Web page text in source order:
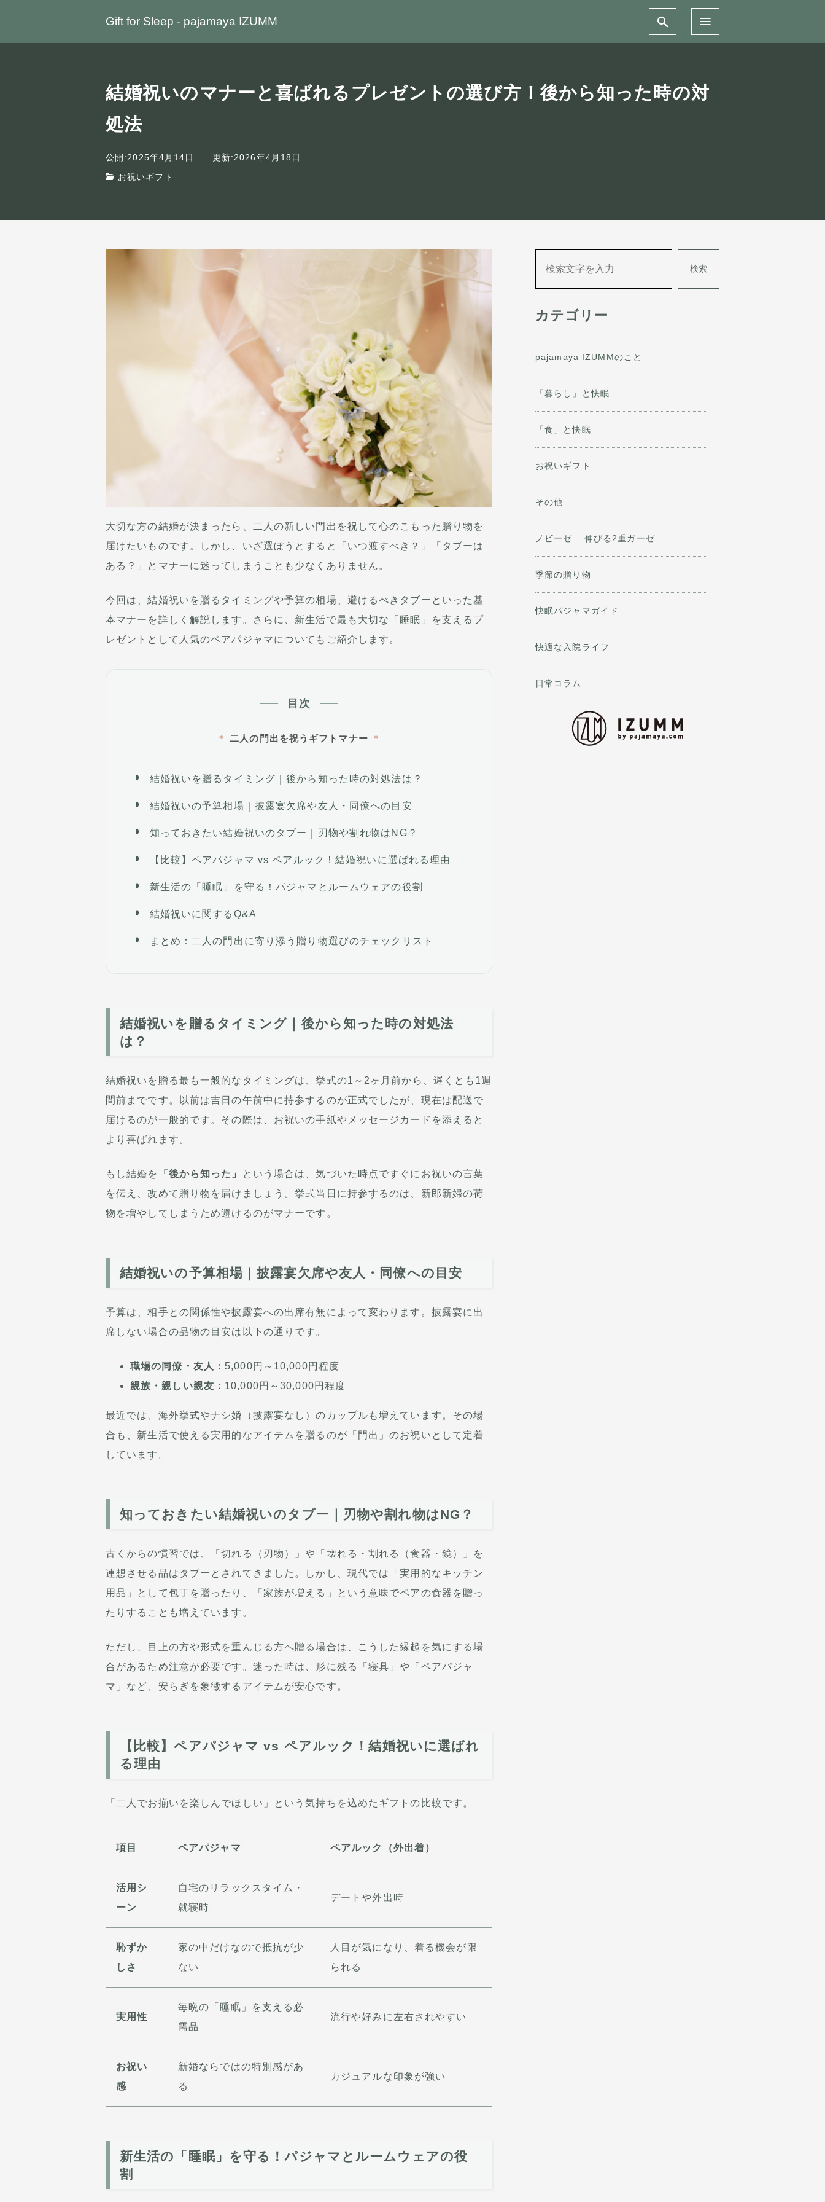
Gift for Sleep - pajamaya IZUMM
結婚祝いのマナーと喜ばれるプレゼントの選び方！後から知った時の対
処法
公開:2025年4月14日
更新:2026年4月18日
お祝いギフト
大切な方の結婚が決まったら、二人の新しい門出を祝して心のこもった贈り物を
届けたいものです。しかし、いざ選ぼうとすると「いつ渡すべき？」「タブーは
ある？」とマナーに迷ってしまうことも少なくありません。
今回は、結婚祝いを贈るタイミングや予算の相場、避けるべきタブーといった基
本マナーを詳しく解説します。さらに、新生活で最も大切な「睡眠」を支えるプ
レゼントとして人気のペアパジャマについてもご紹介します。
目次
二人の門出を祝うギフトマナー
結婚祝いを贈るタイミング｜後から知った時の対処法は？
結婚祝いの予算相場｜披露宴欠席や友人・同僚への目安
知っておきたい結婚祝いのタブー｜刃物や割れ物はNG？
【比較】ペアパジャマ vs ペアルック！結婚祝いに選ばれる理由
新生活の「睡眠」を守る！パジャマとルームウェアの役割
結婚祝いに関するQ&A
まとめ：二人の門出に寄り添う贈り物選びのチェックリスト
結婚祝いを贈るタイミング｜後から知った時の対処法
は？
結婚祝いを贈る最も一般的なタイミングは、挙式の1～2ヶ月前から、遅くとも1週
間前までです。以前は吉日の午前中に持参するのが正式でしたが、現在は配送で
届けるのが一般的です。その際は、お祝いの手紙やメッセージカードを添えると
より喜ばれます。
もし結婚を 「後から知った」
という場合は、気づいた時点ですぐにお祝いの言葉
を伝え、改めて贈り物を届けましょう。挙式当日に持参するのは、新郎新婦の荷
物を増やしてしまうため避けるのがマナーです。
結婚祝いの予算相場｜披露宴欠席や友人・同僚への目安
予算は、相手との関係性や披露宴への出席有無によって変わります。披露宴に出
席しない場合の品物の目安は以下の通りです。
職場の同僚・友人： 5,000円～10,000円程度
親族・親しい親友： 10,000円～30,000円程度
最近では、海外挙式やナシ婚（披露宴なし）のカップルも増えています。その場
合も、新生活で使える実用的なアイテムを贈るのが「門出」のお祝いとして定着
しています。
知っておきたい結婚祝いのタブー｜刃物や割れ物はNG？
古くからの慣習では、「切れる（刃物）」や「壊れる・割れる（食器・鏡）」を
連想させる品はタブーとされてきました。しかし、現代では「実用的なキッチン
用品」として包丁を贈ったり、「家族が増える」という意味でペアの食器を贈っ
たりすることも増えています。
ただし、目上の方や形式を重んじる方へ贈る場合は、こうした縁起を気にする場
合があるため注意が必要です。迷った時は、形に残る「寝具」や「ペアパジャ
マ」など、安らぎを象徴するアイテムが安心です。
【比較】ペアパジャマ vs ペアルック！結婚祝いに選ばれ
る理由
「二人でお揃いを楽しんでほしい」という気持ちを込めたギフトの比較です。
項目 ペアパジャマ ペアルック（外出着）
活用シ
ーン
自宅のリラックスタイム・
就寝時
デートや外出時
恥ずか
しさ
家の中だけなので抵抗が少
ない
人目が気になり、着る機会が限
られる
実用性
毎晩の「睡眠」を支える必
需品
流行や好みに左右されやすい
お祝い
感
新婚ならではの特別感があ
る
カジュアルな印象が強い
新生活の「睡眠」を守る！パジャマとルームウェアの役
割
検索
カテゴリー
pajamaya IZUMMのこと
「暮らし」と快眠
「食」と快眠
お祝いギフト
その他
ノビーゼ – 伸びる2重ガーゼ
季節の贈り物
快眠パジャマガイド
快適な入院ライフ
日常コラム